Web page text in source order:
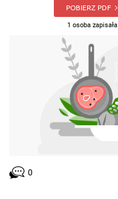
POBIERZ PDF
1 osoba zapisała
0